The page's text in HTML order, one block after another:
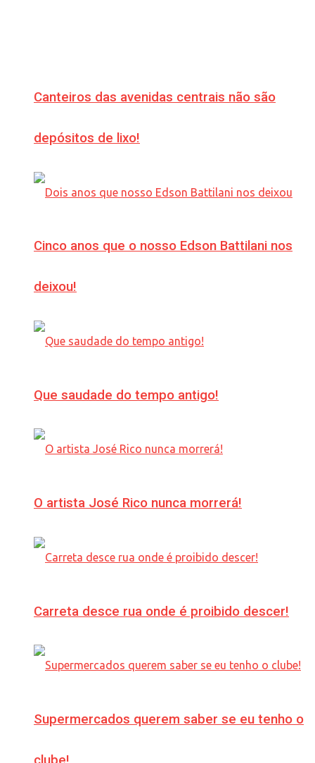
Canteiros das avenidas centrais não são
depósitos de lixo!
Cinco anos que o nosso Edson Battilani nos
deixou!
Que saudade do tempo antigo!
O artista José Rico nunca morrerá!
Carreta desce rua onde é proibido descer!
Supermercados querem saber se eu tenho o